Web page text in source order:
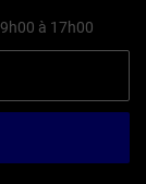
à 17h00